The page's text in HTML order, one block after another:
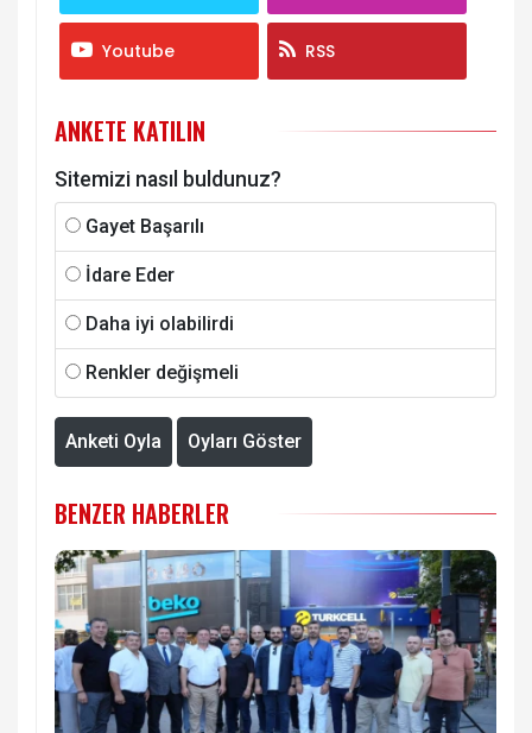
Youtube RSS
ANKETE KATILIN
Sitemizi nasıl buldunuz?
Gayet Başarılı
İdare Eder
Daha iyi olabilirdi
Renkler değişmeli
Anketi Oyla Oyları Göster
BENZER HABERLER